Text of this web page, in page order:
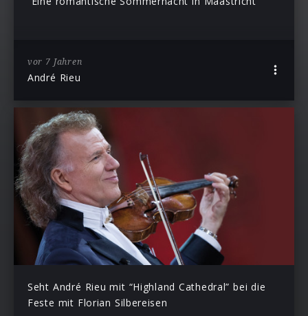
vor 7 Jahren
André Rieu
Seht André Rieu mit “Highland Cathedral” bei die
Feste mit Florian Silbereisen